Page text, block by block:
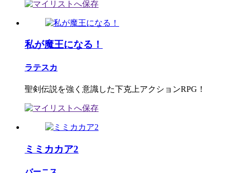
私が魔王になる！
ラテスカ
聖剣伝説を強く意識した下克上アクションRPG！
ミミカカア2